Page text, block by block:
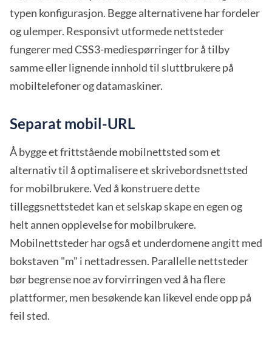
typen konfigurasjon. Begge alternativene har fordeler
og ulemper. Responsivt utformede nettsteder
fungerer med CSS3-mediespørringer for å tilby
samme eller lignende innhold til sluttbrukere på
mobiltelefoner og datamaskiner.
Separat mobil-URL
Å bygge et frittstående mobilnettsted som et
alternativ til å optimalisere et skrivebordsnettsted
for mobilbrukere. Ved å konstruere dette
tilleggsnettstedet kan et selskap skape en egen og
helt annen opplevelse for mobilbrukere.
Mobilnettsteder har også et underdomene angitt med
bokstaven "m" i nettadressen. Parallelle nettsteder
bør begrense noe av forvirringen ved å ha flere
plattformer, men besøkende kan likevel ende opp på
feil sted.